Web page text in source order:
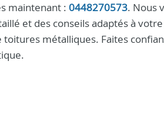
maintenant : 0448270573. Nous
et des conseils adaptés à
toitures métalliques. Faites